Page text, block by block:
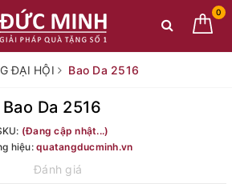
0
ĐẠI HỘI Bao Da 2516
Bao Da 2516
(Đang cập nhật...)
hiệu: quatangducminh.vn
Đánh giá